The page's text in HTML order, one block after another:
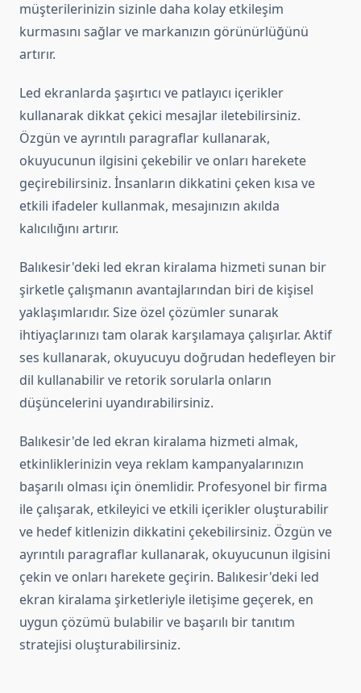
müşterilerinizin sizinle daha kolay etkileşim
kurmasını sağlar ve markanızın görünürlüğünü
artırır.
Led ekranlarda şaşırtıcı ve patlayıcı içerikler
kullanarak dikkat çekici mesajlar iletebilirsiniz.
Özgün ve ayrıntılı paragraflar kullanarak,
okuyucunun ilgisini çekebilir ve onları harekete
geçirebilirsiniz. İnsanların dikkatini çeken kısa ve
etkili ifadeler kullanmak, mesajınızın akılda
kalıcılığını artırır.
Balıkesir'deki led ekran kiralama hizmeti sunan bir
şirketle çalışmanın avantajlarından biri de kişisel
yaklaşımlarıdır. Size özel çözümler sunarak
ihtiyaçlarınızı tam olarak karşılamaya çalışırlar. Aktif
ses kullanarak, okuyucuyu doğrudan hedefleyen bir
dil kullanabilir ve retorik sorularla onların
düşüncelerini uyandırabilirsiniz.
Balıkesir'de led ekran kiralama hizmeti almak,
etkinliklerinizin veya reklam kampanyalarınızın
başarılı olması için önemlidir. Profesyonel bir firma
ile çalışarak, etkileyici ve etkili içerikler oluşturabilir
ve hedef kitlenizin dikkatini çekebilirsiniz. Özgün ve
ayrıntılı paragraflar kullanarak, okuyucunun ilgisini
çekin ve onları harekete geçirin. Balıkesir'deki led
ekran kiralama şirketleriyle iletişime geçerek, en
uygun çözümü bulabilir ve başarılı bir tanıtım
stratejisi oluşturabilirsiniz.